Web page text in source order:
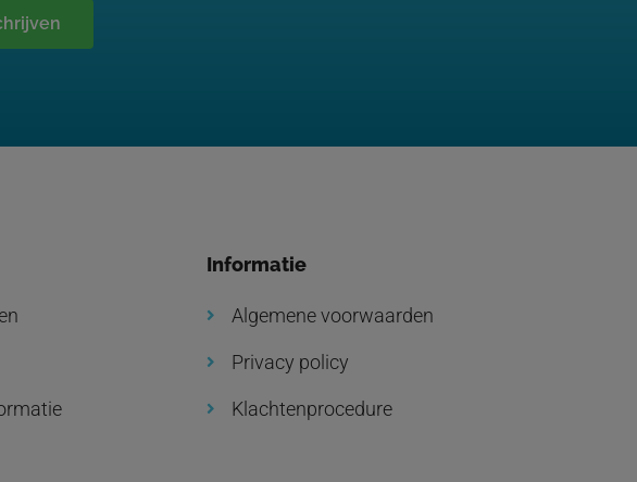
Informatie
Algemene voorwaarden
Privacy policy
Klachtenprocedure